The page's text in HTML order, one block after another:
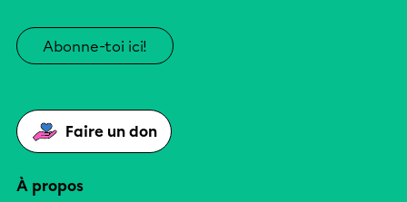
Abonne-toi ici!
Faire un don
À propos